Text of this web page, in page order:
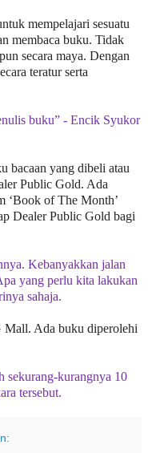
mempelajari sesuatu
membaca buku. Tidak
secara maya. Dengan
teratur serta
buku” - Encik Syukor
bacaan yang dibeli atau
Public Gold. Ada
‘Book of The Month’
Dealer Public Gold bagi
Kebanyakkan jalan
yang perlu kita lakukan
sahaja.
Ada buku diperolehi
sekurang-kurangnya 10
tersebut.